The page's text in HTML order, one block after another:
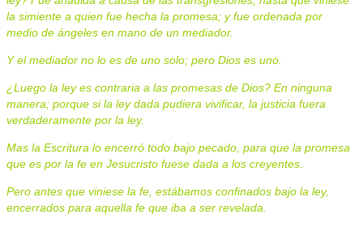
la simiente a quien fue hecha la promesa; y fue ordenada por
medio de ángeles en mano de un mediador.
Y el mediador no lo es de uno solo; pero Dios es uno.
¿Luego la ley es contraria a las promesas de Dios? En ninguna
manera; porque si la ley dada pudiera vivificar, la justicia fuera
verdaderamente por la ley.
Mas la Escritura lo encerró todo bajo pecado, para que la promesa
que es por la fe en Jesucristo fuese dada a los creyentes.
Pero antes que viniese la fe, estábamos confinados bajo la ley,
encerrados para aquella fe que iba a ser revelada.